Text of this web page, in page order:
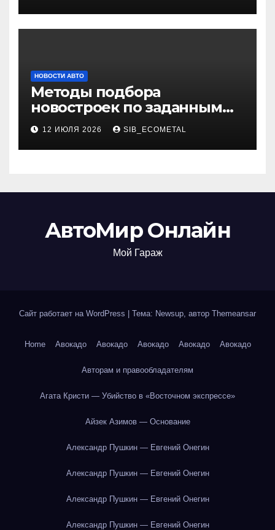
НОВОСТИ АВТО
Методы подбора
новостроек по заданным
критериям
12 ИЮЛЯ 2026 SIB_ECOMETAL
АвтоМир Онлайн
Мой Гараж
Сайт работает на WordPress Тема: Newsup, автор Themeansar
Home Авокадо Авокадо Авокадо Авокадо Авокадо
Авторам и правообладателям
Агата Кристи — Убийство в «Восточном экспрессе»
Айзек Азимов — Основание
Александр Пушкин — Евгений Онегин
Александр Пушкин — Евгений Онегин
Александр Пушкин — Евгений Онегин
Александр Пушкин — Евгений Онегин